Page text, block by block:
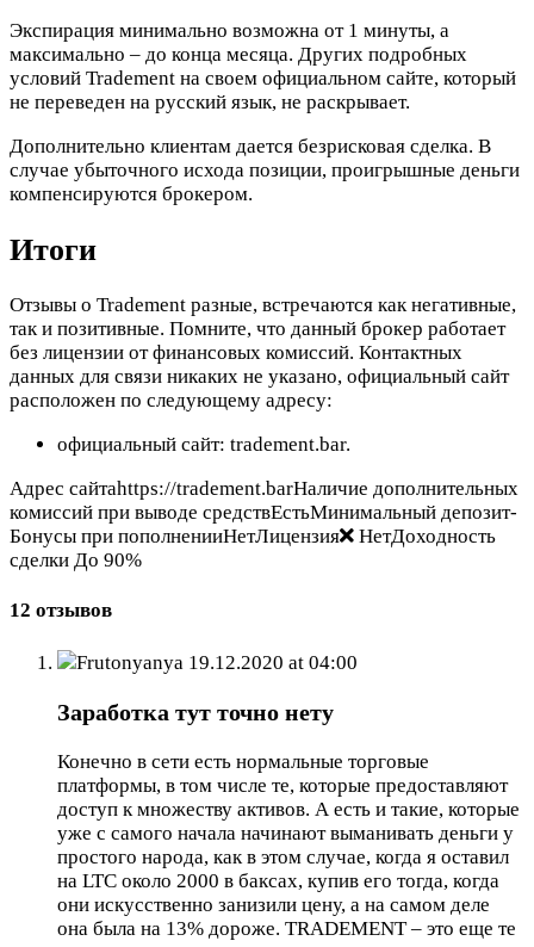
Экспирация минимально возможна от 1 минуты, а
максимально – до конца месяца. Других подробных
условий Tradement на своем официальном сайте, который
не переведен на русский язык, не раскрывает.
Дополнительно клиентам дается безрисковая сделка. В
случае убыточного исхода позиции, проигрышные деньги
компенсируются брокером.
Итоги
Отзывы о Tradement разные, встречаются как негативные,
так и позитивные. Помните, что данный брокер работает
без лицензии от финансовых комиссий. Контактных
данных для связи никаких не указано, официальный сайт
расположен по следующему адресу:
официальный сайт: tradement.bar.
Адрес сайтаhttps://tradement.barНаличие дополнительных
комиссий при выводе средствЕстьМинимальный депозит-
Бонусы при пополненииНетЛицензия
НетДоходность
сделки До 90%
12 отзывов
Frutonyanya 19.12.2020 at 04:00
Заработка тут точно нету
Конечно в сети есть нормальные торговые
платформы, в том числе те, которые предоставляют
доступ к множеству активов. А есть и такие, которые
уже с самого начала начинают выманивать деньги у
простого народа, как в этом случае, когда я оставил
на LTC около 2000 в баксах, купив его тогда, когда
они искусственно занизили цену, а на самом деле
она была на 13% дороже. TRADEMENT – это еще те